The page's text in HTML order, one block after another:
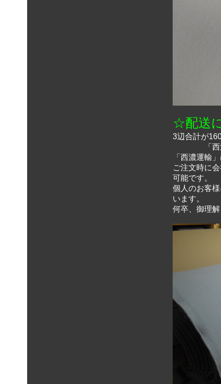
☆配送
3辺合計が
「西濃運
「西濃運輸
ご注文時に
可能です。
個人のお客
います。
何卒、御理